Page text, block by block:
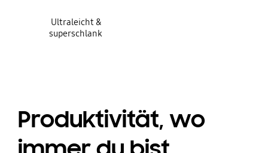
Ultraleicht &
superschlank
Produktivität, wo